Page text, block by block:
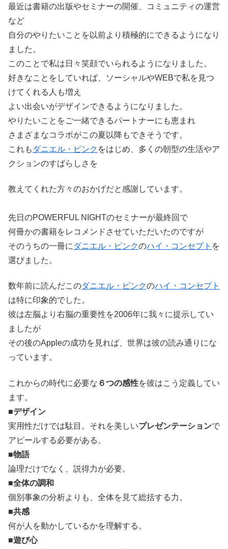
最近は書籍の出版やセミナーの開催、コミュニティの運営
など
自分のやりたいことを以前より積極的にできるようになり
ました。
このことで私は日々笑顔でいられるようになりました。
好きなことをしていれば、ソーシャルやWEBで私を見つ
けてくれる人も増え
よい出会いがデザインできるようになりました。
やりたいことをご一緒できるパートナーにも恵まれ
さまざまなコラボがこの夏以降もできそうです。
これも ダニエル・ピンク をはじめ、多くの朝型の生活やア
クションのすばらしさを
教えてくれた方々のおかげだと感謝しています。
先日のPOWERFUL NIGHTのセミナーが最終回で
何冊かの書籍をレコメンドさせていただいたのですが
そのうちの一冊に ダニエル・ピンクのハイ・コンセプト を
選びました。
数年前に読んだこのダニエル・ピンクのハイ・コンセプト
は特に印象的でした。
彼は左脳より右脳の重要性を2006年に我々に提示してい
ましたが
その後のAppleの成功を見れば、世界は彼の読み通りにな
っています。
これからの時代に必要な ６つの感性を彼はこう定義してい
ます。
■デザイン
実用性だけでは駄目。それを美しいプレゼンテーションで
アピールする必要がある。
■物語
論理だけでなく、説得力が必要。
■全体の調和
個別事象の分析よりも、全体を見て総括する力。
■共感
何が人を動かしているかを理解する。
■遊び心